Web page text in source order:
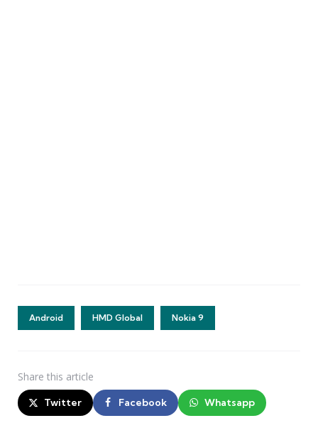
Android HMD Global Nokia 9
Share this article
Twitter Facebook Whatsapp